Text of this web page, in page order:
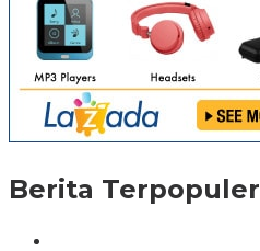
Berita Terpopuler